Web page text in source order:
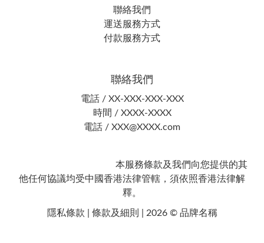
聯絡我們
運送服務方式
付款服務方式
聯絡我們
電話 / XX-XXX-XXX-XXX
時間 / XXXX-XXXX
電話 / XXX@XXXX.com
本服務條款及我們向您提供的其
他任何協議均受中國香港法律管轄，須依照香港法律解
釋。
隱私條款 | 條款及細則 | 2026 © 品牌名稱